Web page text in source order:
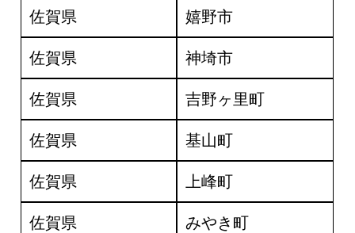
佐賀県 嬉野市
佐賀県 神埼市
佐賀県 吉野ヶ里町
佐賀県 基山町
佐賀県 上峰町
佐賀県 みやき町